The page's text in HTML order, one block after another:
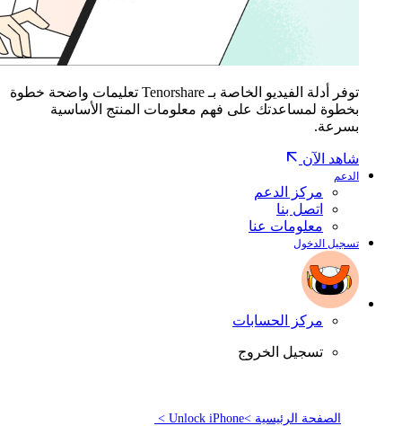
توفر أدلة الفيديو الخاصة بـ Tenorshare تعليمات واضحة خطوة
بخطوة لمساعدتك على فهم معلومات المنتج الأساسية
بسرعة.
شاهد الآن
الدعم
مركز الدعم
اتصل بنا
معلومات عنا
تسجيل الدخول
مركز الحسابات
تسجيل الخروج
الصفحة الرئيسية >Unlock iPhone >